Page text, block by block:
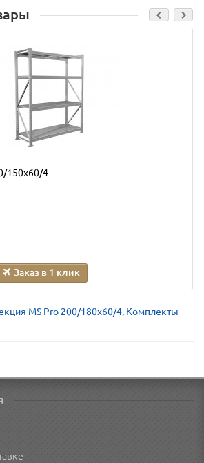
150x60/4
Заказ в 1 клик
MS Pro 200/180x60/4, Комплекты